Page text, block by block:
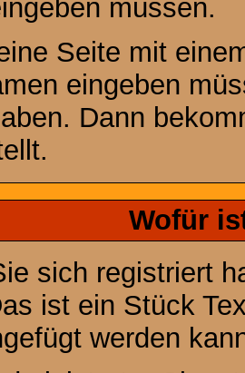
müssen.
Seite mit
eingeben
Dann
Wofür
sich registriert
ist ein Stück
werden